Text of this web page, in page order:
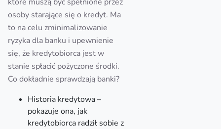
osoby starające się o kredyt. Ma
to na celu zminimalizowanie
ryzyka dla banku i upewnienie
się, że kredytobiorca jest w
stanie spłacić pożyczone środki.
Co dokładnie sprawdzają banki?
Historia kredytowa –
pokazuje ona, jak
kredytobiorca radził sobie z